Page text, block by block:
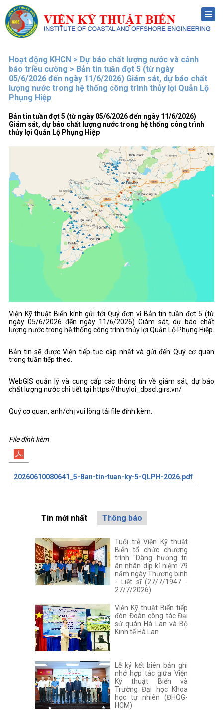
Menu
Hoạt động KHCN > Dự báo chất lượng nước và cảnh
báo triều cường > Bản tin tuần đợt 5 (từ ngày
05/6/2026 đến ngày 11/6/2026) Giám sát, dự báo chất
lượng nước trong hệ thống công trình thủy lợi Quản Lộ
Phụng Hiệp
Bản tin tuần đợt 5 (từ ngày 05/6/2026 đến ngày 11/6/2026)
Giám sát, dự báo chất lượng nước trong hệ thống công trình
thủy lợi Quản Lộ Phụng Hiệp
Viện Kỹ thuật Biển kính gửi tới Quý đơn vị Bản tin tuần đợt 5 (từ
ngày 05/6/2026 đến ngày 11/6/2026) Giám sát, dự báo chất
lượng nước trong hệ thống công trình thủy lợi Quản Lộ Phụng Hiệp.
Bản tin sẽ được Viện tiếp tục cập nhật và gửi đến Quý cơ quan
trong tuần tiếp theo.
WebGIS quản lý và cung cấp các thông tin về giám sát, dự báo
chất lượng nước chi tiết tại https://thuyloi_dbscl.girs.vn/
Quý cơ quan, anh/chị vui lòng tải file đính kèm.
File đính kèm
20260610080641_5-Ban-tin-tuan-ky-5-QLPH-2026.pdf
Tin mới nhất Thông báo
Tuổi trẻ Viện Kỹ thuật
Biển tổ chức chương
trình "Dâng hương tri
ân nhân dịp kỉ niệm 79
năm ngày Thương binh
- Liệt sĩ (27/7/1947 -
27/7/2026)
Viện Kỹ thuật Biển tiếp
đón Đoàn công tác Đại
sứ quán Hà Lan và Bộ
Kinh tế Hà Lan
Lễ ký kết biên bản ghi
nhớ hợp tác giữa Viện
Kỹ thuật Biển và
Trường Đại học Khoa
học tự nhiên (ĐHQG-
HCM)